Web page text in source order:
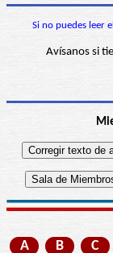
Si no puedes leer
Avísanos si
A B C